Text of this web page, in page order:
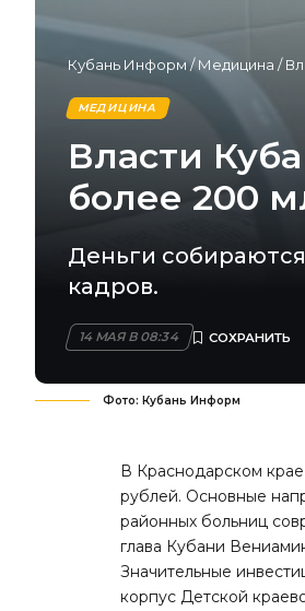
Кубань Информ/Медицина /
МЕДИЦИНА
Власти
более 200
Деньги
кадров.
14 МАЯ В 08:34
Фото: Кубань Информ
В Краснодарском
рублей. Основные
районных больниц
глава Кубани
Значительные
корпус Детской